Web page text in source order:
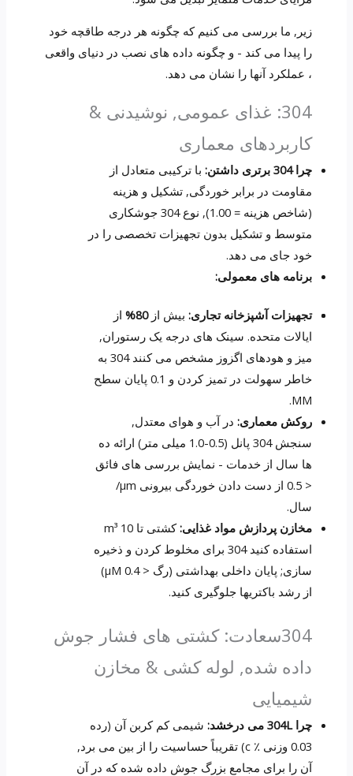
زیر, ما بررسی می کنیم که چگونه هر درجه طاقچه خود
را پیدا می کند - و چگونه داده های نصب در دنیای واقعی
، عملکرد آنها را نشان می دهد.
304: غذای عمومی, نوشیدنی &
کاربردهای معماری
چرا 304 برتری داشتن:
با ترکیبی متعادل از
مقاومت در برابر خوردگی, تشکیل و هزینه
(شاخص هزینه = 1.00), نوع 304 جوشکاری
متوسط ​​و تشکیل بدون تجهیزات تخصصی را در
خود جای می دهد.
برنامه های معمولی:
تجهیزات آشپزخانه تجاری:بیش از80%
از
ایالات متحده. سینک های درجه یک رستوران,
میز و هودهای اگزوز مشخص می کنند 304 به
خاطر سهولت در تمیز کردن و 0.1 پایان سطح
MM.
روکش معماری:در آب و هوای معتدل,
سنجش 304 پانل (0.5-1.0 میلی متر) ارائه ده
ها سال از خدمات - نمایش بررسی های فائق
< 0.5 از دست دادن خوردگی بیرونی μm/
سال.
مخازن پردازش مواد غذایی:
کشتی تا 10 m³
استفاده کنید 304 برای مخلوط کردن و ذخیره
سازی; پایان داخلی بهداشتی (رگ < 0.4 μM)
از رشد باکتریها جلوگیری کنید.
304سعادت: کشتی های فشار جوش
داده شده, لوله کشی & مخازن
شیمیایی
چرا 304L می درخشد:
شیمی کم کربن آن (رده
0.03 وزنی ٪ c) تقریباً حساسیت را از بین می برد,
آن را برای مجامع بزرگ جوش داده شده که در آن